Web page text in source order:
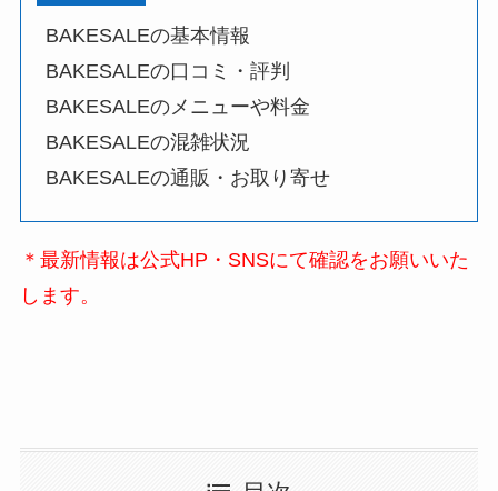
BAKESALEの基本情報
BAKESALEの口コミ・評判
BAKESALEのメニューや料金
BAKESALEの混雑状況
BAKESALEの通販・お取り寄せ
＊最新情報は公式HP・SNSにて確認をお願いいた
します。